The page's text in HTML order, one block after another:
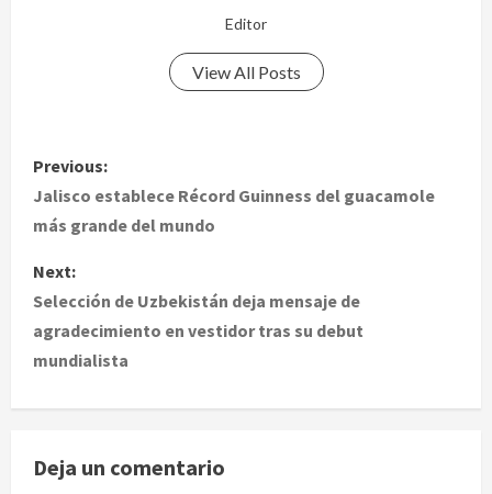
Editor
View All Posts
P
o
t
n
i
Previous:
Jalisco establece Récord Guinness del guacamole
más grande del mundo
Next:
Selección de Uzbekistán deja mensaje de
agradecimiento en vestidor tras su debut
mundialista
Deja un comentario